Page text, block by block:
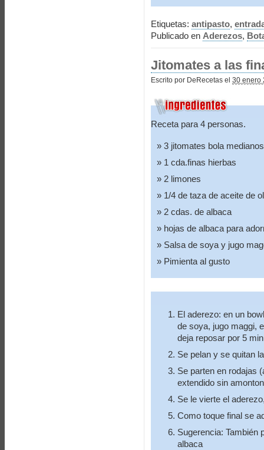
Etiquetas: antipasto,
Publicado en Aderezos,
Jitomates a las
Escrito por DeRecetas el 30 enero
Receta para 4 personas.
3 jitomates bola medianos
1 cda.finas hierbas
2 limones
1/4 de taza de aceite de
2 cdas. de albaca
hojas de albaca para
Salsa de soya y jugo
Pimienta al gusto
El aderezo: en un
de soya, jugo maggi,
deja reposar por 5
Se pelan y se quitan
Se parten en rodajas
extendido sin
Se le vierte el
Como toque final se
Sugerencia: También
albaca